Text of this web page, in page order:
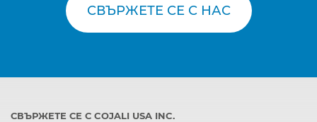
СВЪРЖЕТЕ СЕ С НАС
СВЪРЖЕТЕ СЕ С COJALI USA INC.